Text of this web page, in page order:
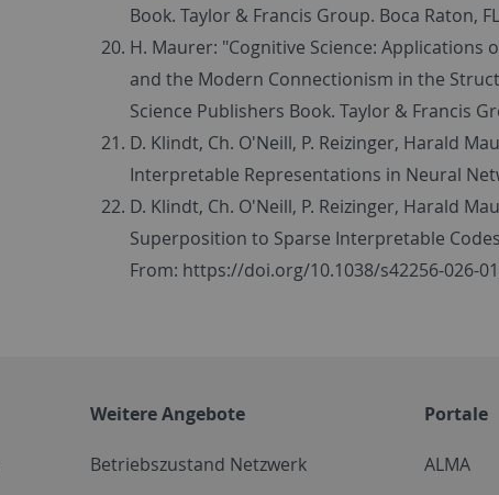
Book. Taylor & Francis Group. Boca Raton,
H. Maurer: "Cognitive Science:
and the Modern Connectionism in the
Science Publishers Book. Taylor & Francis
D. Klindt, Ch. O'Neill, P. Reizinger, Harald
Interpretable Representations in Neural
D. Klindt, Ch. O'Neill, P. Reizinger, Harald
Superposition to Sparse Interpretable
From: https://doi.org/10.1038/s42256-026-
Weitere Angebote
Betriebszustand Netzwerk
Portale
ALMA